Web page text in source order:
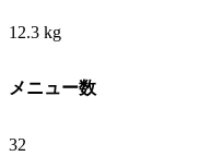
12.3 kg
メニュー数
32